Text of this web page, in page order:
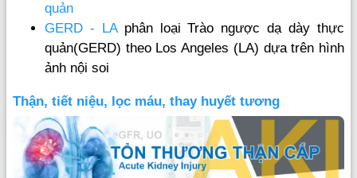
quản
GERD - LAphân loại Trào ngược dạ dày thực
quản(GERD) theo Los Angeles (LA) dựa trên hình
ảnh nội soi
Thận, tiết niệu, lọc máu, thay huyết tương